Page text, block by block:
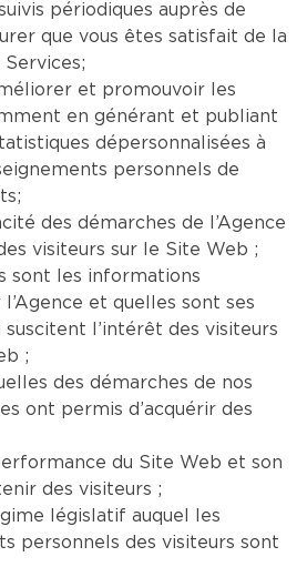
périodiques auprès de
que vous êtes satisfait de la
et promouvoir les
en générant et publiant
dépersonnalisées à
personnels de
des démarches de l’Agence
visiteurs sur le Site Web ;
sont les informations
et quelles sont ses
suscitent l’intérêt des visiteurs
;
des démarches de nos
ont permis d’acquérir des
du Site Web et son
des visiteurs ;
législatif auquel les
personnels des visiteurs sont